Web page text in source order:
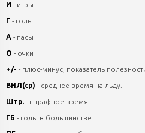
И - игры
Г - голы
А - пасы
О - очки
+/- - плюс-минус, показатель
ВНЛ(ср) - среднее время на льду.
Штр. - штрафное время
ГБ - голы в большинстве